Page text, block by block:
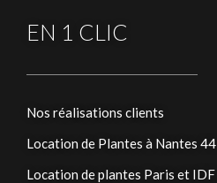
EN 1 CLIC
Nos réalisations clients
Location de Plantes à Nantes 44
Location de plantes Paris et IDF